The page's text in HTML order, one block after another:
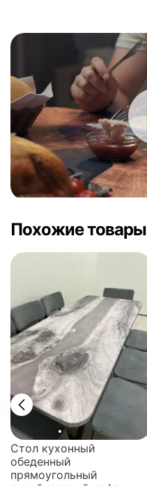
Похожие товары
Стол кухонный
обеденный
прямоугольный